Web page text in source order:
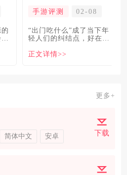
手游评测 02-08
“出门吃什么”成了当下年
轻人们的纠结点，好在美
解
正文详情>>
更多+
简体中文 安卓 下载